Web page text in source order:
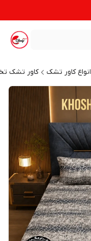
انواع کاور تشک کاور تشک